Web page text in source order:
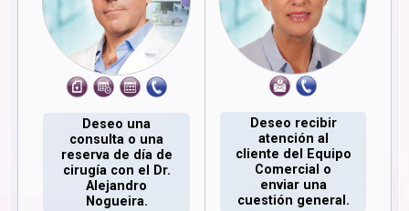
Deseo una
consulta o una
reserva de día de
cirugía con el Dr.
Alejandro
Nogueira.
Deseo recibir
atención al
cliente del Equipo
Comercial o
enviar una
cuestión general.